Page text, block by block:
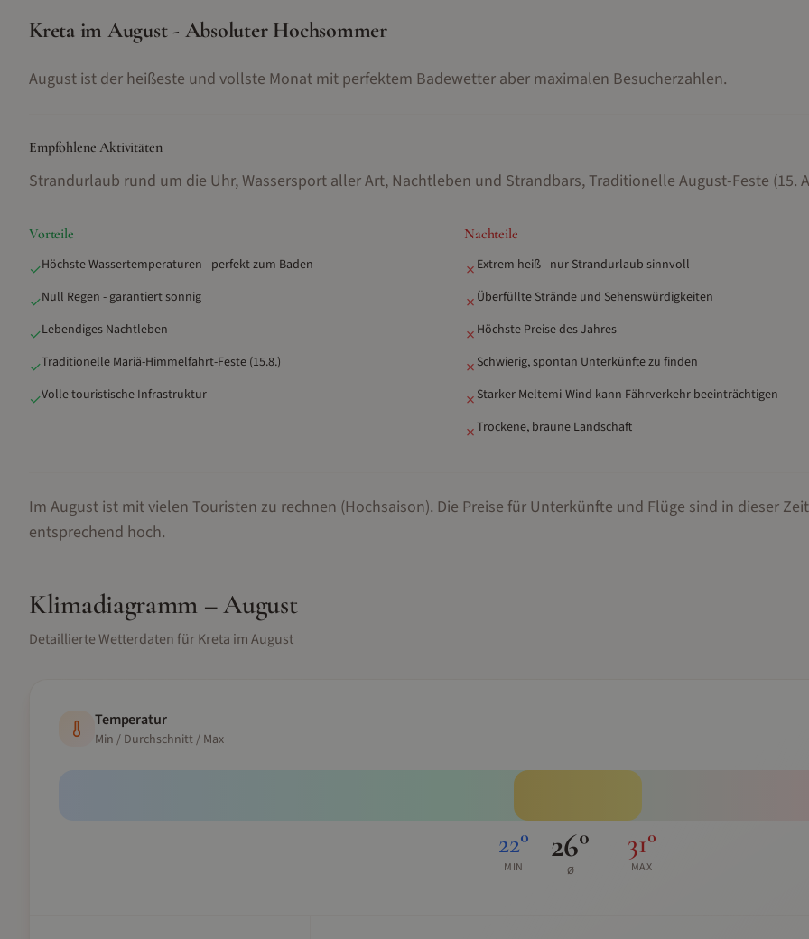
Kreta im August - Absoluter Hochsommer
August ist der heißeste und vollste Monat mit perfektem Badewetter aber maximalen Besucherzahlen.
Empfohlene Aktivitäten
Strandurlaub rund um die Uhr, Wassersport aller Art, Nachtleben und Strandbars, Traditionelle August-Feste (15.
Vorteile
✓Höchste Wassertemperaturen - perfekt zum Baden
✓Null Regen - garantiert sonnig
✓Lebendiges Nachtleben
✓Traditionelle Mariä-Himmelfahrt-Feste (15.8.)
✓Volle touristische Infrastruktur
Nachteile
✗ Extrem heiß - nur Strandurlaub sinnvoll
✗ Überfüllte Strände und Sehenswürdigkeiten
✗ Höchste Preise des Jahres
✗ Schwierig, spontan Unterkünfte zu finden
✗ Starker Meltemi-Wind kann Fährverkehr beeinträchtigen
✗Trockene, braune Landschaft
Im August ist mit vielen Touristen zu rechnen (Hochsaison). Die Preise für Unterkünfte und Flüge sind in dieser Zeit
entsprechend hoch.
Klimadiagramm –August
Detaillierte Wetterdaten fürKreta imAugust
Temperatur
Min / Durchschnitt / Max
22°
MIN
26°
Ø
31°
MAX